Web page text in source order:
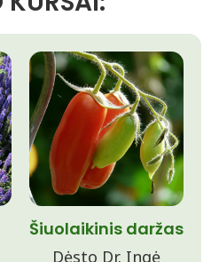
Šiuolaikinis daržas
Dėsto Dr. Ingė